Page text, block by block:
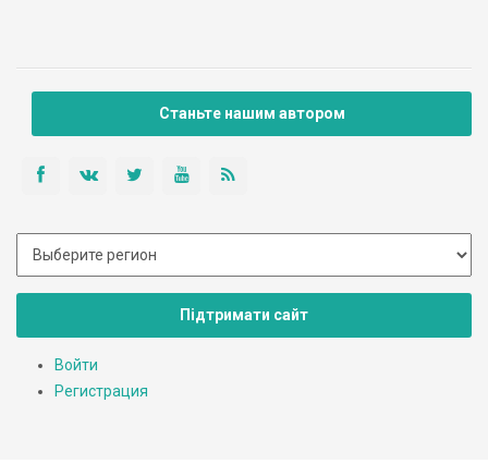
Станьте нашим автором
Підтримати сайт
Войти
Регистрация